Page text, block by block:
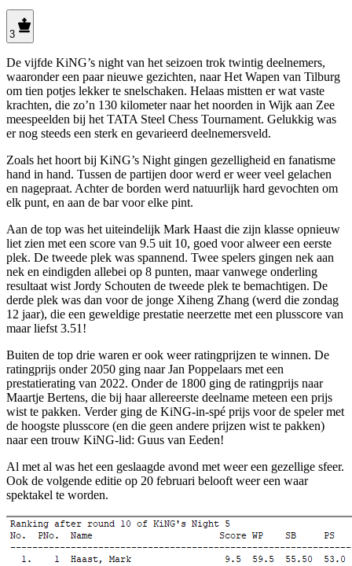
3
De vijfde KiNG’s night van het seizoen trok twintig deelnemers,
waaronder een paar nieuwe gezichten, naar Het Wapen van Tilburg
om tien potjes lekker te snelschaken. Helaas mistten er wat vaste
krachten, die zo’n 130 kilometer naar het noorden in Wijk aan Zee
meespeelden bij het TATA Steel Chess Tournament. Gelukkig was
er nog steeds een sterk en gevarieerd deelnemersveld.
Zoals het hoort bij KiNG’s Night gingen gezelligheid en fanatisme
hand in hand. Tussen de partijen door werd er weer veel gelachen
en nagepraat. Achter de borden werd natuurlijk hard gevochten om
elk punt, en aan de bar voor elke pint.
Aan de top was het uiteindelijk Mark Haast die zijn klasse opnieuw
liet zien met een score van 9.5 uit 10, goed voor alweer een eerste
plek. De tweede plek was spannend. Twee spelers gingen nek aan
nek en eindigden allebei op 8 punten, maar vanwege onderling
resultaat wist Jordy Schouten de tweede plek te bemachtigen. De
derde plek was dan voor de jonge Xiheng Zhang (werd die zondag
12 jaar), die een geweldige prestatie neerzette met een plusscore van
maar liefst 3.51!
Buiten de top drie waren er ook weer ratingprijzen te winnen. De
ratingprijs onder 2050 ging naar Jan Poppelaars met een
prestatierating van 2022. Onder de 1800 ging de ratingprijs naar
Maartje Bertens, die bij haar allereerste deelname meteen een prijs
wist te pakken. Verder ging de KiNG-in-spé prijs voor de speler met
de hoogste plusscore (en die geen andere prijzen wist te pakken)
naar een trouw KiNG-lid: Guus van Eeden!
Al met al was het een geslaagde avond met weer een gezellige sfeer.
Ook de volgende editie op 20 februari belooft weer een waar
spektakel te worden.